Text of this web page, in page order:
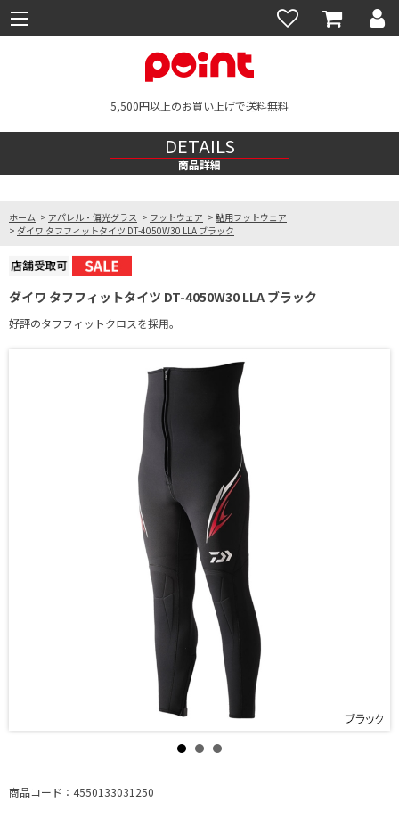
5,500円以上のお買い上げで送料無料
DETAILS
商品詳細
ホーム > アパレル・偏光グラス > フットウェア > 鮎用フットウェア
> ダイワ タフフィットタイツ DT-4050W30 LLA ブラック
ダイワ タフフィットタイツ DT-4050W30 LLA ブラック
好評のタフフィットクロスを採用。
商品コード：4550133031250